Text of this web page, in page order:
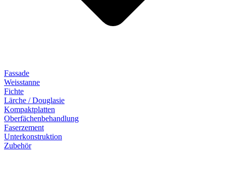
Fassade
Weisstanne
Fichte
Lärche / Douglasie
Kompaktplatten
Oberfächenbehandlung
Faserzement
Unterkonstruktion
Zubehör